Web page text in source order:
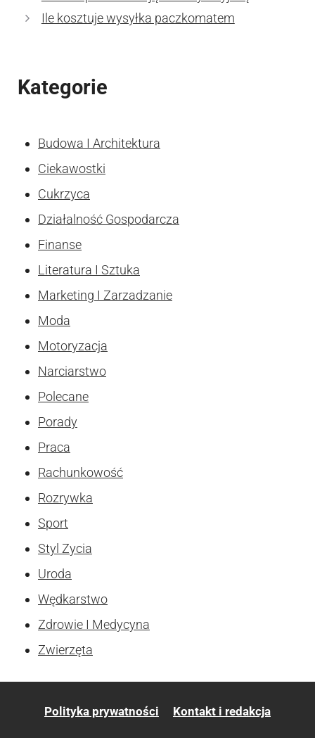
Ile kosztuje wysyłka paczkomatem
Kategorie
Budowa I Architektura
Ciekawostki
Cukrzyca
Działalność Gospodarcza
Finanse
Literatura I Sztuka
Marketing I Zarzadzanie
Moda
Motoryzacja
Narciarstwo
Polecane
Porady
Praca
Rachunkowość
Rozrywka
Sport
Styl Zycia
Uroda
Wędkarstwo
Zdrowie I Medycyna
Zwierzęta
Polityka prywatności Kontakt i redakcja